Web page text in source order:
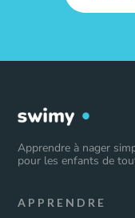
Apprendre à nager
pour les enfants de
APPRENDRE